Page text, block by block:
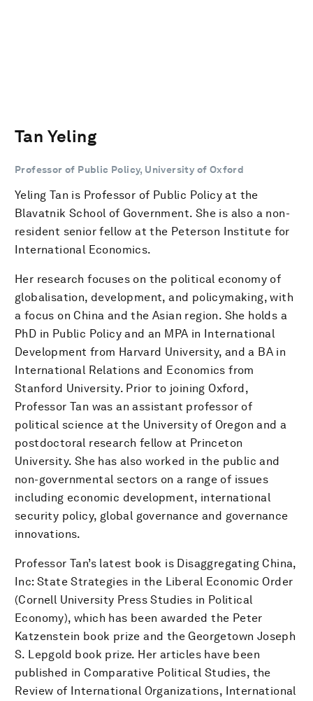
Tan Yeling
Professor of Public Policy, University of Oxford
Yeling Tan is Professor of Public Policy at the
Blavatnik School of Government. She is also a non-
resident senior fellow at the Peterson Institute for
International Economics.
Her research focuses on the political economy of
globalisation, development, and policymaking, with
a focus on China and the Asian region. She holds a
PhD in Public Policy and an MPA in International
Development from Harvard University, and a BA in
International Relations and Economics from
Stanford University. Prior to joining Oxford,
Professor Tan was an assistant professor of
political science at the University of Oregon and a
postdoctoral research fellow at Princeton
University. She has also worked in the public and
non-governmental sectors on a range of issues
including economic development, international
security policy, global governance and governance
innovations.
Professor Tan’s latest book is Disaggregating China,
Inc: State Strategies in the Liberal Economic Order
(Cornell University Press Studies in Political
Economy), which has been awarded the Peter
Katzenstein book prize and the Georgetown Joseph
S. Lepgold book prize. Her articles have been
published in Comparative Political Studies, the
Review of International Organizations, International